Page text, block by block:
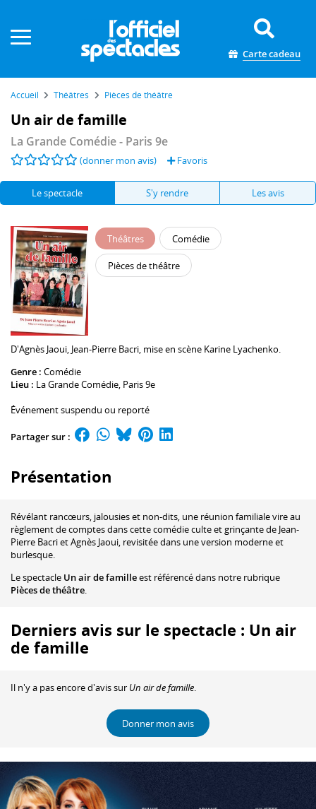
Carte cadeau
Accueil Théâtres Pièces de théâtre
Un air de famille
La Grande Comédie- Paris 9e
(donner mon avis) Favoris
Le spectacle S'y rendre Les avis
Théâtres Comédie
Pièces de théâtre
D'Agnès Jaoui, Jean-Pierre Bacri, mise en scène Karine Lyachenko.
Genre : Comédie
Lieu : La Grande Comédie, Paris 9e
Événement suspendu ou reporté
Partager sur :
Présentation
Révélant rancœurs, jalousies et non-dits, une réunion familiale vire au
règlement de comptes dans cette comédie culte et grinçante de Jean-
Pierre Bacri et Agnès Jaoui, revisitée dans une version moderne et
burlesque.
Le spectacle Un air de familleest référencé dans notre rubrique
Pièces de théâtre.
Derniers avis sur le spectacle : Un air
de famille
Il n'y a pas encore d'avis sur Un air de famille.
Donner mon avis